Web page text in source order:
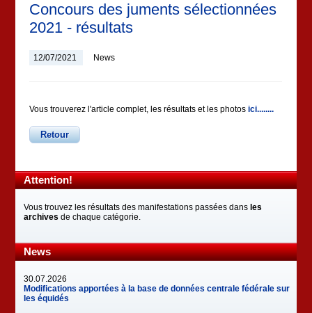
Concours des juments sélectionnées
2021 - résultats
12/07/2021 News
Vous trouverez l'article complet, les résultats et les photosici........
Retour
Attention!
Vous trouvez les résultats des manifestations passées dans les
archives de chaque catégorie.
News
30.07.2026
Modifications apportées à la base de données centrale fédérale sur
les équidés